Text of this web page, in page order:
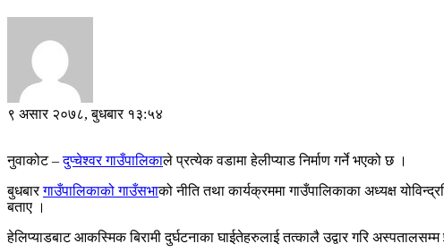
९ असार २०७८, बुधबार १३:५४
नुवाकोट –दुप्चेश्वर गाउँपालिकाले प्रत्येक वडामा हेलीप्याड निर्माण गर्ने भएको छ ।
बुधबारगाउँपालिकाको गाउँसभाको नीति तथा कार्यक्रममा गाउँपालिकाका अध्यक्ष
बताए ।
हेलिप्याडबाट आकस्मिक बिरामी दुर्घटनाका घाईतेहरुलाई तत्कालै उद्वार गरि